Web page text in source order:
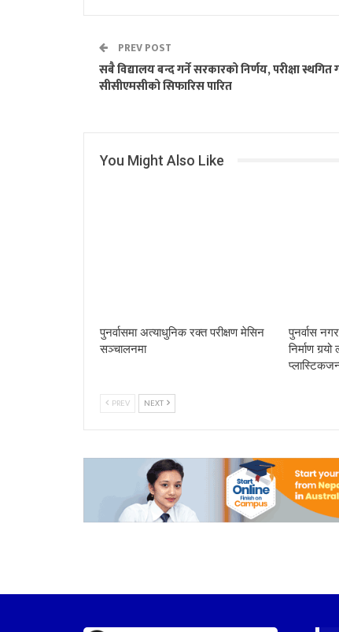
PREV POST
सबै विद्यालय बन्द गर्ने सरकारको निर्णय, परीक्षा स्थगित
सीसीएमसीको सिफारिस पारित
You Might Also Like
पुनर्वासमा अत्याधुनिक रक्त परीक्षण मेसिन
सञ्चालनमा
पुनर्वास
निर्माण
PREV NEXT